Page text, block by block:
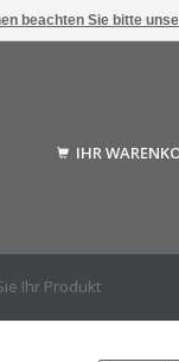
IHR
beachten Sie bitte